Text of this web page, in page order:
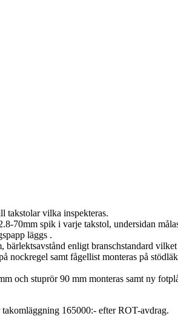
takstolar vilka inspekteras.
70mm spik i varje takstol, undersidan
läggs .
bärlektsavstånd enligt branschstandard
nockregel samt fågellist monteras på
och stuprör 90 mm monteras samt ny
165000:- efter ROT-avdrag.